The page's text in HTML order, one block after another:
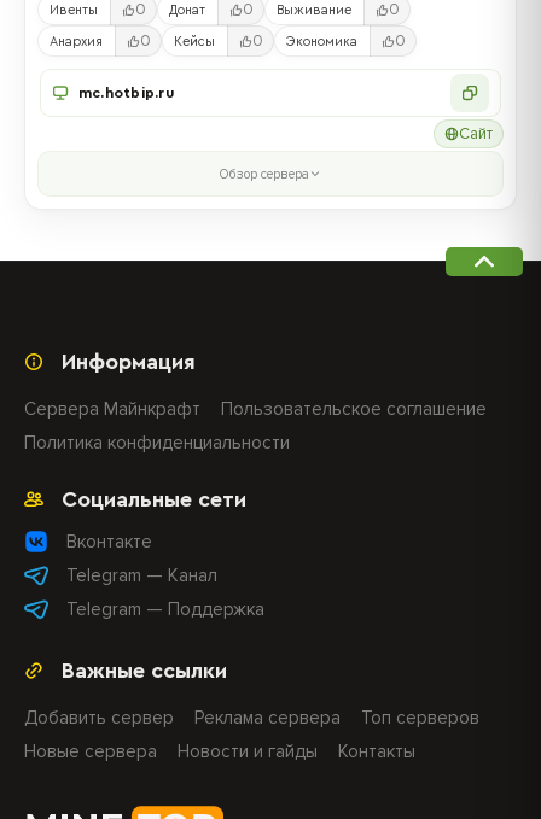
Ивенты 0 Донат 0 Выживание 0
Анархия 0 Кейсы 0 Экономика 0
mc.hotbip.ru
Сайт
Обзор сервера
Важные ссылки
Добавить сервер Реклама сервера
Топ серверов
Новые сервера
Новости и гайды Контакты
Социальные сети
Вконтакте
Telegram — Канал
Telegram — Поддержка
Информация
Сервера Майнкрафт
Пользовательское соглашение
Политика конфиденциальности